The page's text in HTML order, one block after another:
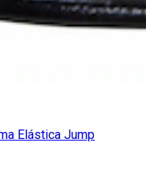
Elástica Jump